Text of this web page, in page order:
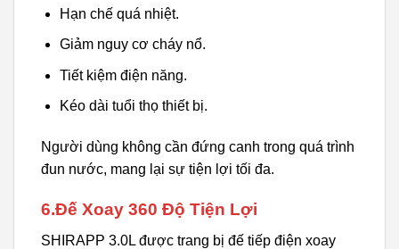
Hạn chế quá nhiệt.
Giảm nguy cơ cháy nổ.
Tiết kiệm điện năng.
Kéo dài tuổi thọ thiết bị.
Người dùng không cần đứng canh trong quá trình
đun nước, mang lại sự tiện lợi tối đa.
6.Đế Xoay 360 Độ Tiện Lợi
SHIRAPP 3.0L được trang bị đế tiếp điện xoay